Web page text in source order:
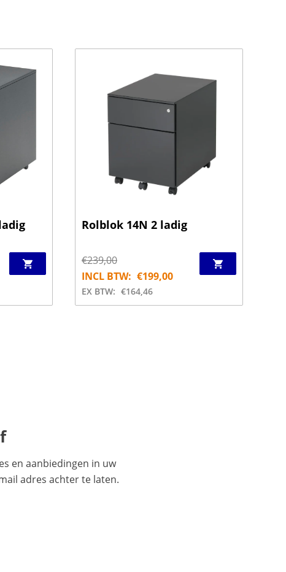
Rolblok 14N 2 ladig
€239,00
INCL BTW: €199,00
EX BTW: €164,46
en aanbiedingen in uw
adres achter te laten.